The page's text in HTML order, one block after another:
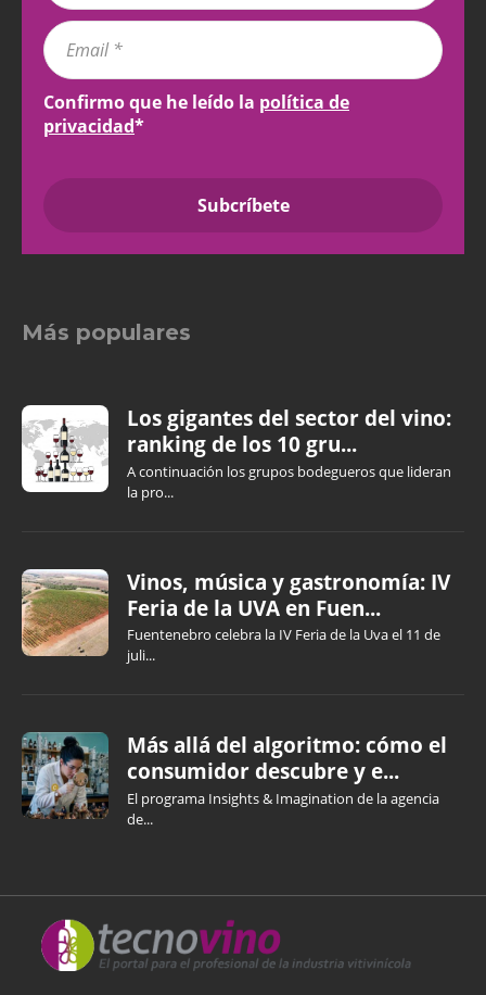
Confirmo que he leído la política de
privacidad*
Más populares
Los gigantes del sector del vino:
ranking de los 10 gru...
A continuación los grupos bodegueros que lideran
la pro...
Vinos, música y gastronomía: IV
Feria de la UVA en Fuen...
Fuentenebro celebra la IV Feria de la Uva el 11 de
juli...
Más allá del algoritmo: cómo el
consumidor descubre y e...
El programa Insights & Imagination de la agencia
de...